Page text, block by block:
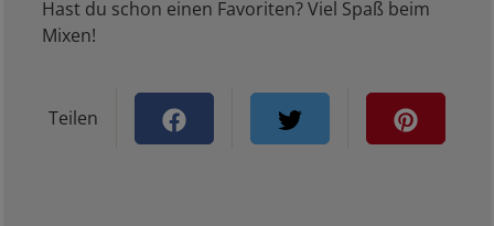
Hast du schon einen Favoriten? Viel Spaß beim
Mixen!
Teilen